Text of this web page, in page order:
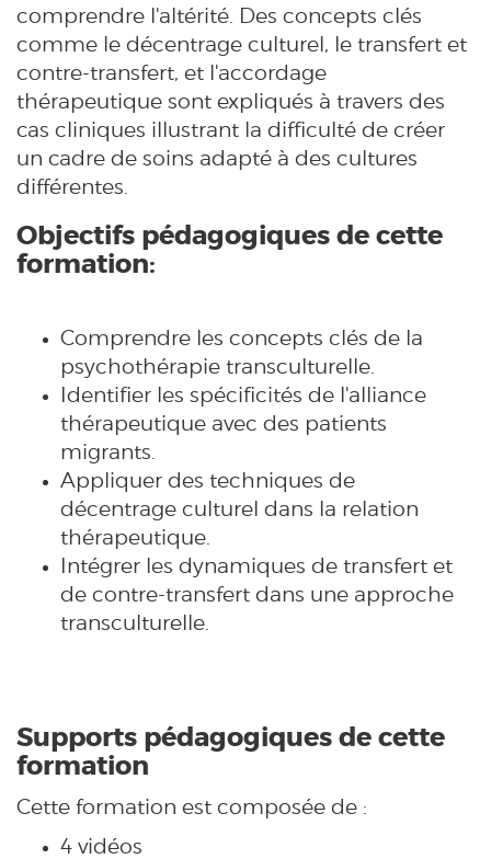
comprendre l'altérité. Des concepts clés
comme le décentrage culturel, le transfert et
contre-transfert, et l'accordage
thérapeutique sont expliqués à travers des
cas cliniques illustrant la difficulté de créer
un cadre de soins adapté à des cultures
différentes.
Objectifs pédagogiques de cette
formation:
Comprendre les concepts clés de la
psychothérapie transculturelle.
Identifier les spécificités de l'alliance
thérapeutique avec des patients
migrants.
Appliquer des techniques de
décentrage culturel dans la relation
thérapeutique.
Intégrer les dynamiques de transfert et
de contre-transfert dans une approche
transculturelle.
Supports pédagogiques de cette
formation
Cette formation est composée de :
4 vidéos